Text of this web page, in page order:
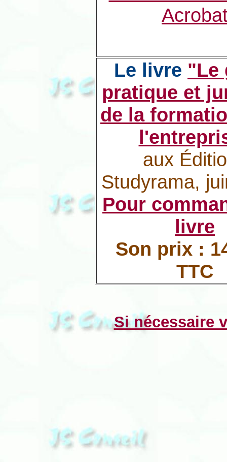
Le livre "Le
pratique et
de la
aux
Studyrama,
Pour
livre
Son prix :
TTC
Si nécessaire